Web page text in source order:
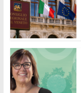
b
o
o
k
er